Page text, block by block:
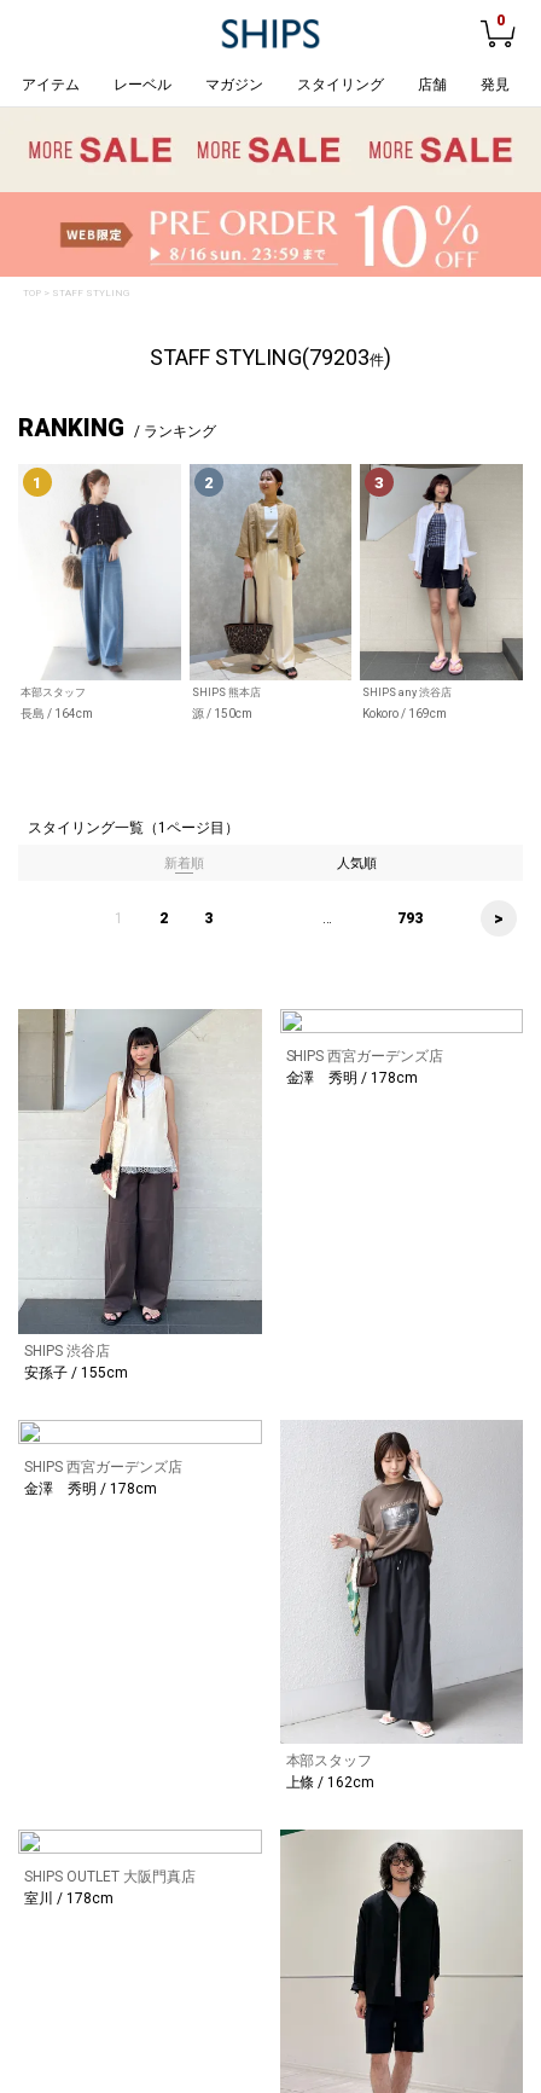
0
アイテム レーベル マガジン スタイリング 店舗 発見
TOP> STAFF STYLING
STAFF STYLING(79203件)
RANKING / ランキング
本部スタッフ
長島 / 164cm
SHIPS 熊本店
源 / 150cm
SHIPS any 渋谷店
Kokoro / 169cm
スタイリング一覧（1ページ目）
新着順 人気順
1 2 3 ... 793 >
SHIPS 渋谷店
安孫子 / 155cm
SHIPS 西宮ガーデンズ店
金澤 秀明 / 178cm
SHIPS 西宮ガーデンズ店
金澤 秀明 / 178cm
本部スタッフ
上條 / 162cm
SHIPS OUTLET 大阪門真店
室川 / 178cm